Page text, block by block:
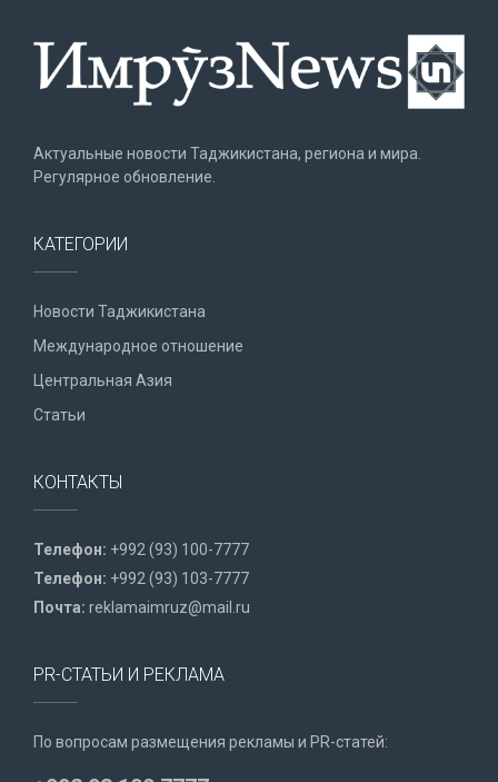
Актуальные новости Таджикистана, региона и мира.
Регулярное обновление.
КАТЕГОРИИ
Новости Таджикистана
Международное отношение
Центральная Азия
Статьи
КОНТАКТЫ
Телефон: +992 (93) 100-7777
Телефон: +992 (93) 103-7777
Почта: reklamaimruz@mail.ru
PR-СТАТЬИ И РЕКЛАМА
По вопросам размещения рекламы и PR-статей: